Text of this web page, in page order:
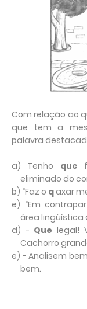
Com relação ao
que tem a
palavra
a) Tenho que
eliminado do
b) “Faz o qaxar
e) “Em
área lingüística
d) - Que legal!
Cachorro
e) - Analisem
bem.